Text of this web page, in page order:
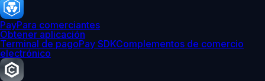
PayPara comerciantes
Obtener aplicación
Terminal de pagoPay SDKComplementos de comercio
electrónico